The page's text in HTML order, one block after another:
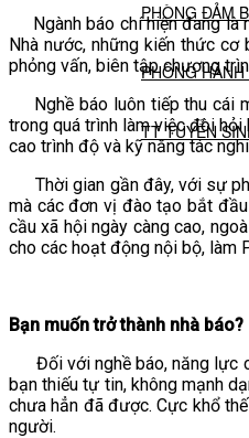
PHÒNG ĐẢM
PHÒNG
TT TUYỂN
NGHIÊN CỨU KHOA HỌC
VĂN BẢN
THƯ VIỆN
Ngành báo chí hiện đang là
Nhà nước, những kiến thức cơ
phỏng vấn, biên tập chương
Nghề báo luôn tiếp thu cái
trong quá trình làm việc đòi hỏi
cao trình độ và kỹ năng tác
Thời gian gần đây, với sự
mà các đơn vị đào tạo bắt
cầu xã hội ngày càng cao,
cho các hoạt động nội bộ, làm
Bạn muốn trở thành nhà báo?
Đối với nghề báo, năng lực
bạn thiếu tự tin, không mạnh
chưa hẳn đã được. Cực khổ
người.